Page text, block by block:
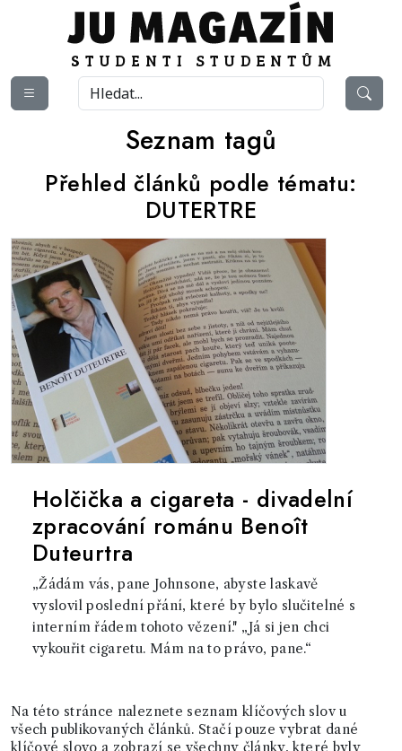
Seznam tagů
Přehled článků podle tématu:
DUTERTRE
Holčička a cigareta - divadelní
zpracování románu Benoît
Duteurtra
„Žádám vás, pane Johnsone, abyste laskavě
vyslovil poslední přání, které by bylo slučitelné s
interním řádem tohoto vězení." „Já si jen chci
vykouřit cigaretu. Mám na to právo, pane.“
Na této stránce naleznete seznam klíčových slov u
všech publikovaných článků. Stačí pouze vybrat dané
klíčové slovo a zobrazí se všechny články, které byly